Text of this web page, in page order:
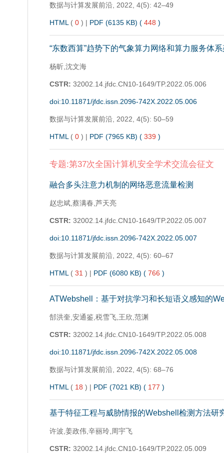
数据与计算发展前沿, 2022, 4(5): 42–49
HTML (0) | PDF (6135 KB) (448 )
“东数西算”趋势下的气象算力网络和算力服务体
杨昕,沈文海
CSTR: 32002.14.jfdc.CN10-1649/TP.2022.05.006
doi:10.11871/jfdc.issn.2096-742X.2022.05.006
数据与计算发展前沿, 2022, 4(5): 50–59
HTML (0) | PDF (7965 KB) (339 )
专题:第37次全国计算机安全学术交流会征文
融合多头注意力机制的网络恶意流量检测
赵忠斌,蔡满春,芦天亮
CSTR: 32002.14.jfdc.CN10-1649/TP.2022.05.007
doi:10.11871/jfdc.issn.2096-742X.2022.05.007
数据与计算发展前沿, 2022, 4(5): 60–67
HTML (31 ) | PDF (6080 KB) (766 )
ATWebshell：基于对抗学习和长短语义感知的
郜洪奎,安通鉴,税雪飞,王欣,范渊
CSTR: 32002.14.jfdc.CN10-1649/TP.2022.05.008
doi:10.11871/jfdc.issn.2096-742X.2022.05.008
数据与计算发展前沿, 2022, 4(5): 68–76
HTML (18 ) | PDF (7021 KB) (177 )
基于特征工程与威胁情报的Webshell检测方法研
许波,姜政伟,辛丽玲,周宇飞
CSTR: 32002.14.jfdc.CN10-1649/TP.2022.05.009